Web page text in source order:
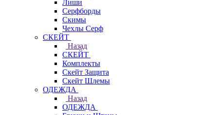
Лиши
Серфборды
Скимы
Чехлы Cерф
СКЕЙТ
Назад
СКЕЙТ
Комплекты
Скейт Защита
Скейт Шлемы
ОДЕЖДА
Назад
ОДЕЖДА